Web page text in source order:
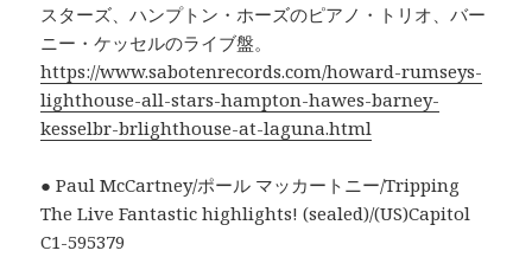
スターズ、ハンプトン・ホーズのピアノ・トリオ、バー
ニー・ケッセルのライブ盤。
https://www.sabotenrecords.com/howard-rumseys-
lighthouse-all-stars-hampton-hawes-barney-
kesselbr-brlighthouse-at-laguna.html
● Paul McCartney/ポール マッカートニー/Tripping
The Live Fantastic highlights! (sealed)/(US)Capitol
C1-595379